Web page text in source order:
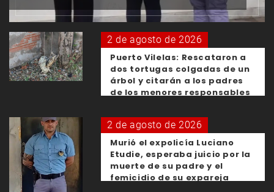
2 de agosto de 2026
Puerto Vilelas: Rescataron a
dos tortugas colgadas de un
árbol y citarán a los padres
de los menores responsables
2 de agosto de 2026
Murió el expolicía Luciano
Etudie, esperaba juicio por la
muerte de su padre y el
femicidio de su expareja